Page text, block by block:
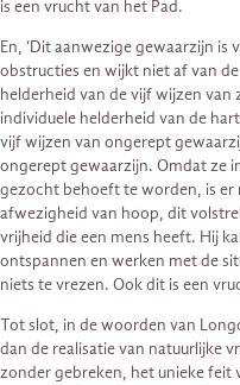
is een vrucht van het Pad.
En, ‘Dit aanwezige gewaarzijn is
obstructies en wijkt niet af van
helderheid van de vijf wijzen
individuele helderheid van de
vijf wijzen van ongerept
ongerept gewaarzijn. Omdat ze
gezocht behoeft te worden, is er
afwezigheid van hoop, dit
vrijheid die een mens heeft. Hij
ontspannen en werken met de
niets te vrezen. Ook dit is een
Tot slot, in de woorden van
dan de realisatie van natuurlijke
zonder gebreken, het unieke